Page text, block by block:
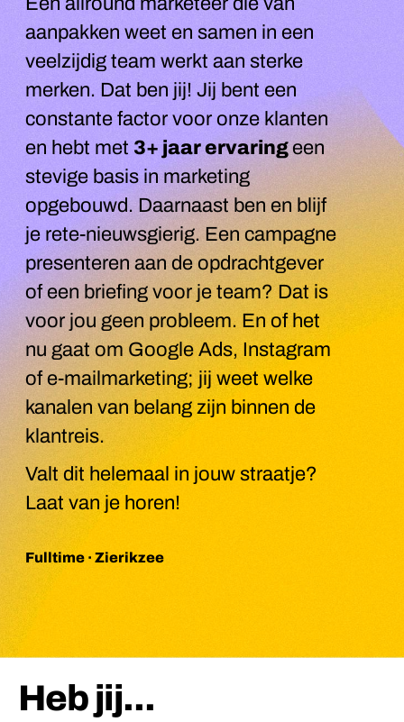
aanpakken weet en samen in een
veelzijdig team werkt aan sterke
merken. Dat ben jij! Jij bent een
constante factor voor onze klanten
en hebt met 3+ jaar ervaringeen
stevige basis in marketing
opgebouwd. Daarnaast ben en blijf
je rete-nieuwsgierig. Een campagne
presenteren aan de opdrachtgever
of een briefing voor je team? Dat is
voor jou geen probleem. En of het
nu gaat om Google Ads, Instagram
of e-mailmarketing; jij weet welke
kanalen van belang zijn binnen de
klantreis.
Valt dit helemaal in jouw straatje?
Laat van je horen!
Fulltime · Zierikzee
Heb jij...